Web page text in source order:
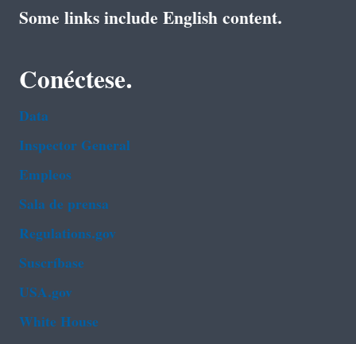
Some links include English content.
Conéctese.
Data
Inspector General
Empleos
Sala de prensa
Regulations.gov
Suscríbase
USA.gov
White House